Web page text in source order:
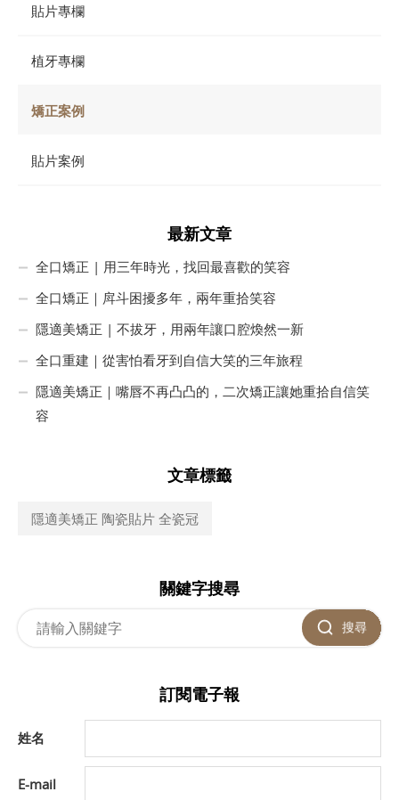
貼片專欄
植牙專欄
矯正案例
貼片案例
最新文章
全口矯正 | 用三年時光，找回最喜歡的笑容
全口矯正｜戽斗困擾多年，兩年重拾笑容
隱適美矯正 | 不拔牙，用兩年讓口腔煥然一新
全口重建｜從害怕看牙到自信大笑的三年旅程
隱適美矯正｜嘴唇不再凸凸的，二次矯正讓她重拾自信笑
容
文章標籤
隱適美矯正 陶瓷貼片 全瓷冠
關鍵字搜尋
搜尋
訂閱電子報
姓名
E-mail